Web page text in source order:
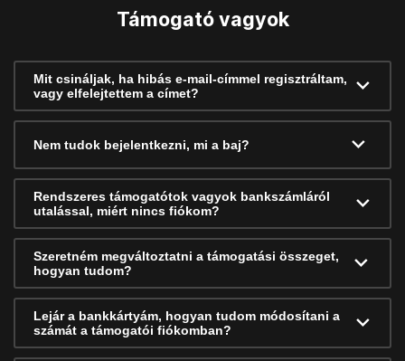
Támogató vagyok
Mit csináljak, ha hibás e-mail-címmel regisztráltam,
vagy elfelejtettem a címet?
Nem tudok bejelentkezni, mi a baj?
Rendszeres támogatótok vagyok bankszámláról
utalással, miért nincs fiókom?
Szeretném megváltoztatni a támogatási összeget,
hogyan tudom?
Lejár a bankkártyám, hogyan tudom módosítani a
számát a támogatói fiókomban?